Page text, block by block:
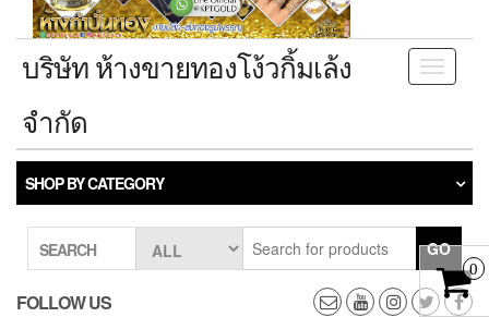
Toggle
บริษัท ห้างขายทองโง้วกิ้มเล้ง
จำกัด
SHOP BY CATEGORY
SEARCH GO
FOLLOW US
0